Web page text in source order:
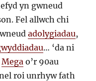
yn gwneud
Fel allwch chi
adolygiadau,
… ‘da ni
Mega o’r 90au
roi unrhyw fath